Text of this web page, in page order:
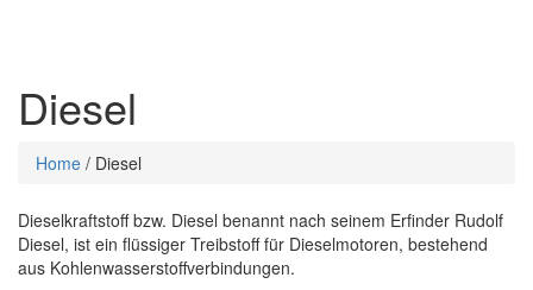
Diesel
Sie sind hier
Home / Diesel
Dieselkraftstoff bzw. Diesel benannt nach seinem Erfinder Rudolf
Diesel, ist ein flüssiger Treibstoff für Dieselmotoren, bestehend
aus Kohlenwasserstoffverbindungen.